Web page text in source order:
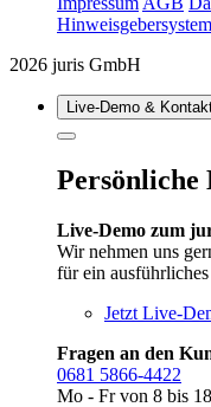
Hinweisgebersystem
2026 juris GmbH
Live‑Demo &
Persönliche
Live-Demo zum
Wir nehmen uns
für ein
Jetzt Live-
Fragen an den
0681 5866-4422
Mo - Fr von 8 bis